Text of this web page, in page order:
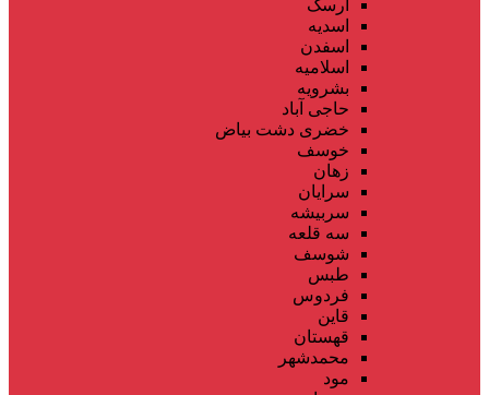
ارسک
اسدیه
اسفدن
اسلامیه
بشرویه
حاجی آباد
خضری دشت بیاض
خوسف
زهان
سرایان
سربیشه
سه قلعه
شوسف
طبس
فردوس
قاین
قهستان
محمدشهر
مود